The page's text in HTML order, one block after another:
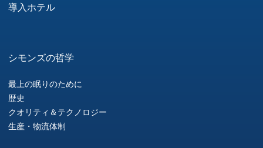
導入ホテル
シモンズの哲学
最上の眠りのために
歴史
クオリティ＆テクノロジー
生産・物流体制